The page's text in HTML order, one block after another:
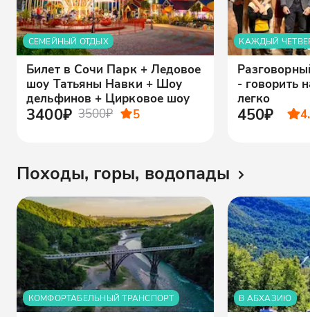
СЕМЕЙНЫЙ ОТДЫХ
Билет в Сочи Парк + Ледовое
шоу Татьяны Навки + Шоу
дельфинов + Цирковое шоу
3400₽ 3500₽ 5
КАЖДЫЙ
- говорить
легко
450₽
Походы, горы, водопады
КОМФОРТАБЕЛЬНЫЙ ТРАНСПОРТ В АБХАЗИЮ